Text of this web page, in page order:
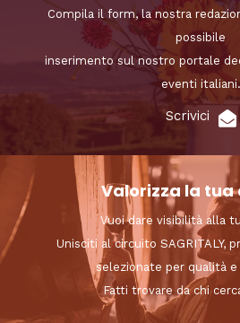
Compila il form, la nostra
possibile
inserimento sul nostro portale
eventi italiani.
Scrivici
Valorizza la
Vuoi dare visibilità alla
Unisciti al circuito SAGRITALY,
selezionate per qualità
Fatti trovare da chi